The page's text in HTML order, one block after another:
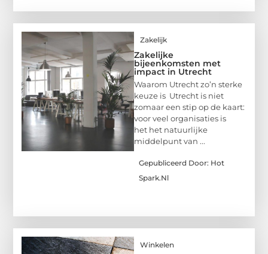
Zakelijk
Zakelijke
bijeenkomsten met
impact in Utrecht
Waarom Utrecht zo’n sterke
keuze is Utrecht is niet
zomaar een stip op de kaart:
voor veel organisaties is
het het natuurlijke
middelpunt van ...
Gepubliceerd Door: Hot
Spark.nl
Winkelen